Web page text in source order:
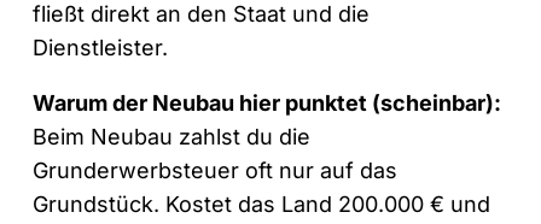
fließt direkt an den Staat und die
Dienstleister.
Warum der Neubau hier punktet (scheinbar):
Beim Neubau zahlst du die
Grunderwerbsteuer oft nur auf das
Grundstück. Kostet das Land 200.000 € und